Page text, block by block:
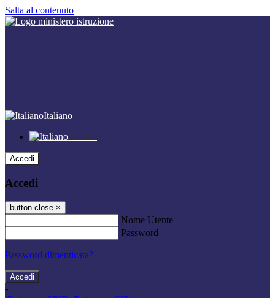
Salta al contenuto
Italiano
Italiano
Accedi
Accedi
button close ×
Nome Utente
Password
Password dimenticata?
-